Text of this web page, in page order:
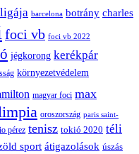
barcelona botrány charles
foci vb foci vb 2022
jégkorong kerékpár
környezetvédelem
magyar foci max
oroszország paris saint-
pérez tenisz tokió 2020 téli
sport átigazolások úszás